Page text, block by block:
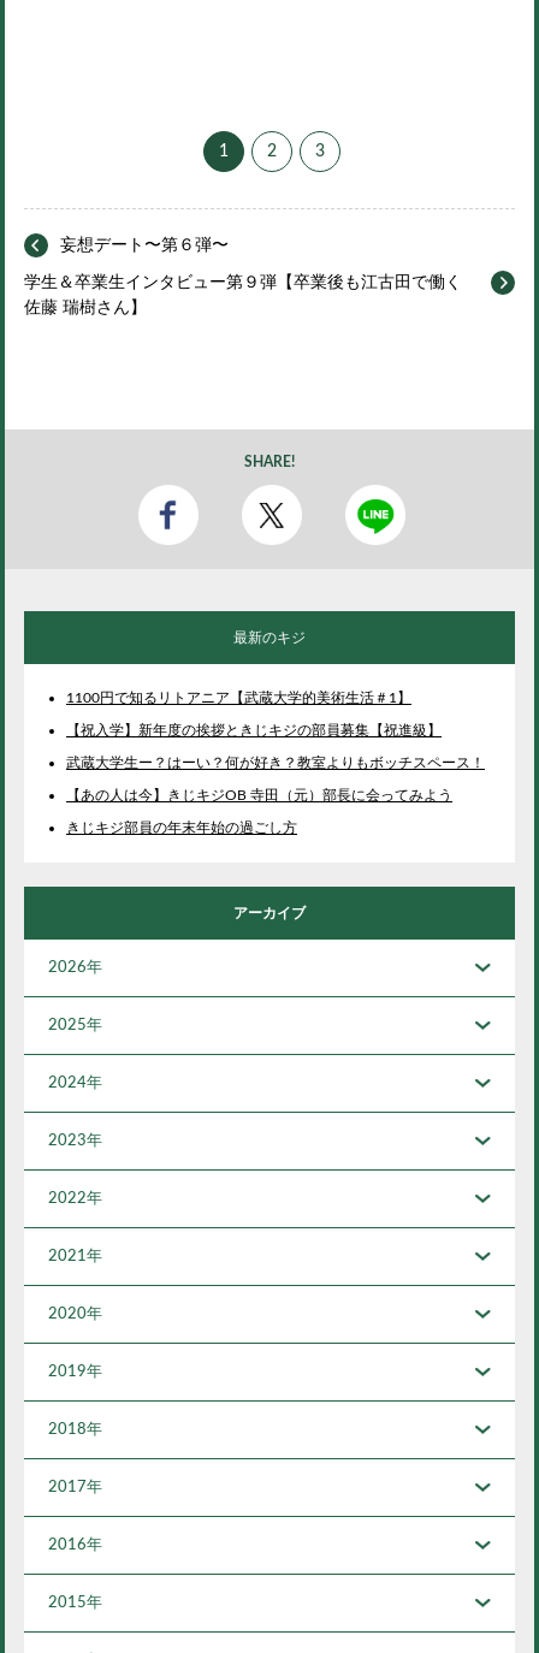
1 2 3
妄想デート〜第６弾〜
学生＆卒業生インタビュー第９弾【卒業後も江古田で働く
佐藤 瑞樹さん】
SHARE!
最新のキジ
1100円で知るリトアニア【武蔵大学的美術生活＃1】
【祝入学】新年度の挨拶ときじキジの部員募集【祝進級】
武蔵大学生ー？はーい？何が好き？教室よりもボッチスペース！
【あの人は今】きじキジOB 寺田（元）部長に会ってみよう
きじキジ部員の年末年始の過ごし方
アーカイブ
2026年
2025年
2024年
2023年
2022年
2021年
2020年
2019年
2018年
2017年
2016年
2015年